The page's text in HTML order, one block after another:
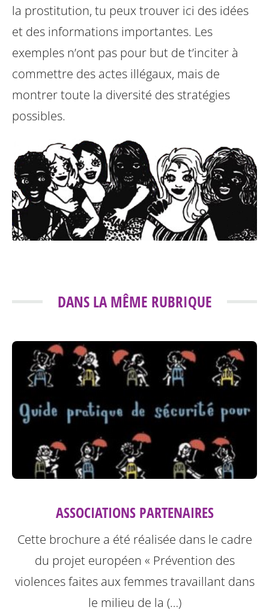
la prostitution, tu peux trouver ici des idées
et des informations importantes. Les
exemples n’ont pas pour but de t’inciter à
commettre des actes illégaux, mais de
montrer toute la diversité des stratégies
possibles.
DANS LA MÊME RUBRIQUE
ASSOCIATIONS PARTENAIRES
Cette brochure a été réalisée dans le cadre
du projet européen « Prévention des
violences faites aux femmes travaillant dans
le milieu de la (…)